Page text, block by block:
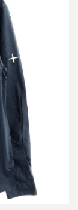
ツ 741512510